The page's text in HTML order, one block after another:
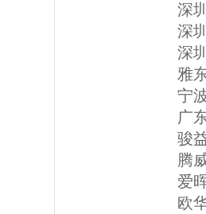
深
深
深
雅
宁
广
骏
腾
爱
欧